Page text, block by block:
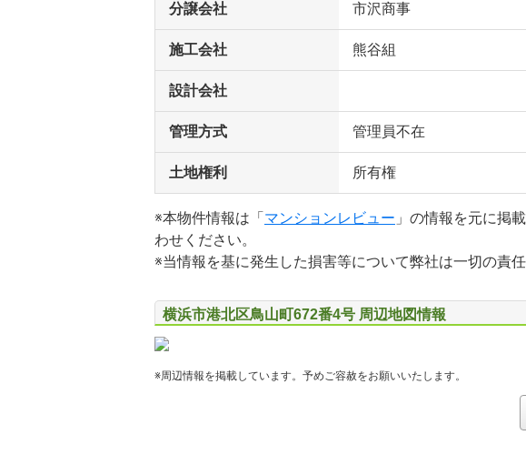
分譲会社 市沢商事
施工会社 熊谷組
設計会社
管理方式 管理員不在
土地権利 所有権
※本物件情報は「 マンションレビュー 」の情報を元に掲
わせください。
※当情報を基に発生した損害等について弊社は一切の責
横浜市港北区鳥山町672番4号 周辺地図情報
※周辺情報を掲載しています。予めご容赦をお願いいたします。